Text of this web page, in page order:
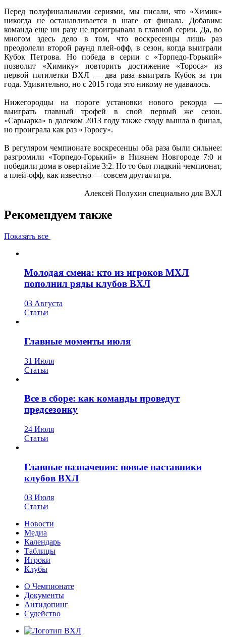
Перед полуфинальными сериями, мы писали, что «Химик»
никогда не останавливается в шаге от финала. Добавим:
команда еще ни разу не проигрывала в главной серии. Да, во
многом здесь дело в том, что воскресенцы лишь раз
преодолели второй раунд плей-офф, в сезон, когда выиграли
Кубок Петрова. Но победа в серии с «Торпедо-Горький»
позволит «Химику» повторить достижение «Тороса» из
первой пятилетки ВХЛ — два раза выиграть Кубок за три
года. Удивительно, но с 2015 года это никому не удавалось.
Нижегородцы на пороге установки нового рекорда —
выиграть главный трофей в свой первый же сезон.
«Сарыарка» в далеком 2013 году также сходу вышла в финал,
но проиграла как раз «Торосу».
В регуляром чемпионате воскресенцы оба раза были сильнее:
разгромили «Торпедо-Горький» в Нижнем Новгороде 7:0 и
победили дома в овертайме 3:2. Но то был гладкий чемпионат,
а плей-офф, как известно — совсем другая игра.
Алексей Полухин специально для ВХЛ
Рекомендуем также
Показать все
Молодая смена: кто из игроков МХЛ
пополнил ряды клубов ВХЛ
03 Августа
Статьи
Главные моменты июля
31 Июля
Статьи
Все в сборе: как команды проведут
предсезонку
24 Июля
Статьи
Главные назначения: новые наставники
клубов ВХЛ
03 Июля
Статьи
Новости
Медиа
Календарь
Таблицы
Игроки
Клубы
О Чемпионате
Документы
Антидопинг
Судейство